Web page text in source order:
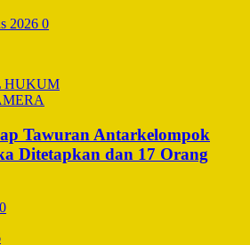
2026 0
HUKUM
Tawuran Antarkelompok
Ditetapkan dan 17 Orang
0